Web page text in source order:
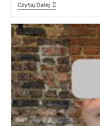
Czytaj Dalej